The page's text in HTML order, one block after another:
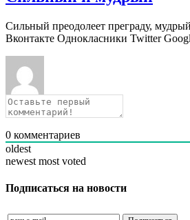
Сильный преодолеет преграду,
Вконтакте Однокласники Twitter
0 комментариев
oldest
newest most voted
Подписаться на новости